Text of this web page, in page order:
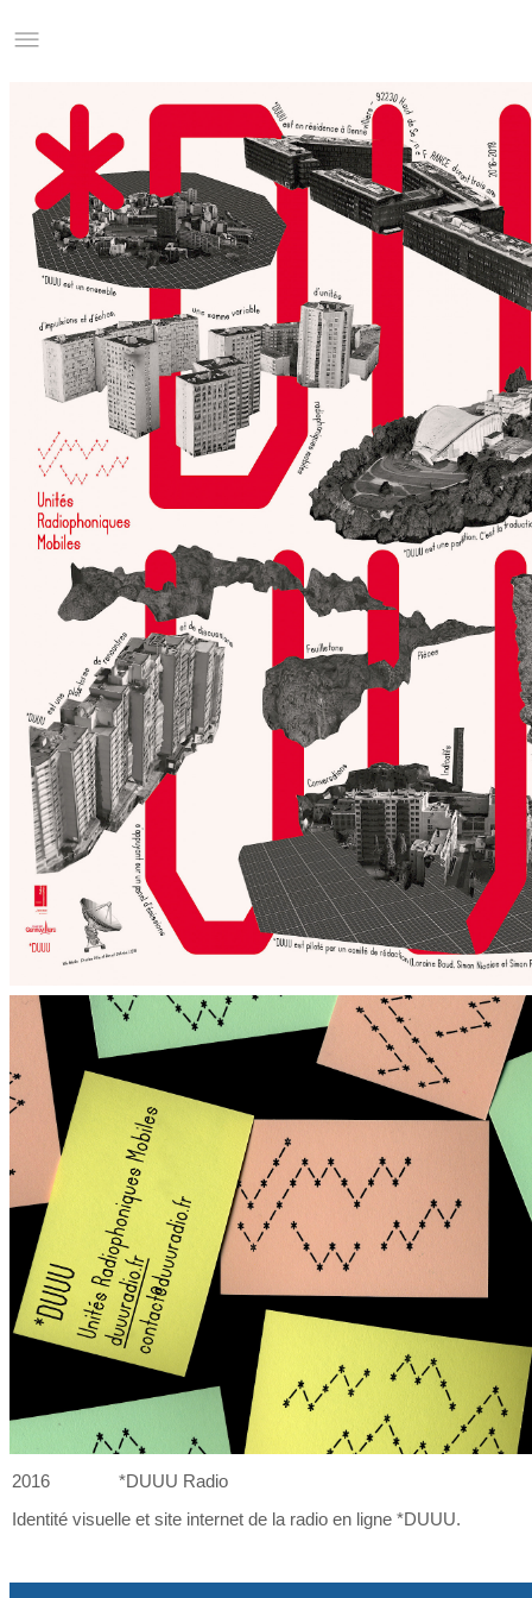
2016
*DUUU Radio
Identité visuelle et site internet de la radio en ligne *DUUU.